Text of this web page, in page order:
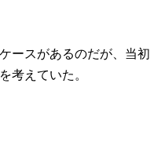
ースがあるのだが、当
考えていた。